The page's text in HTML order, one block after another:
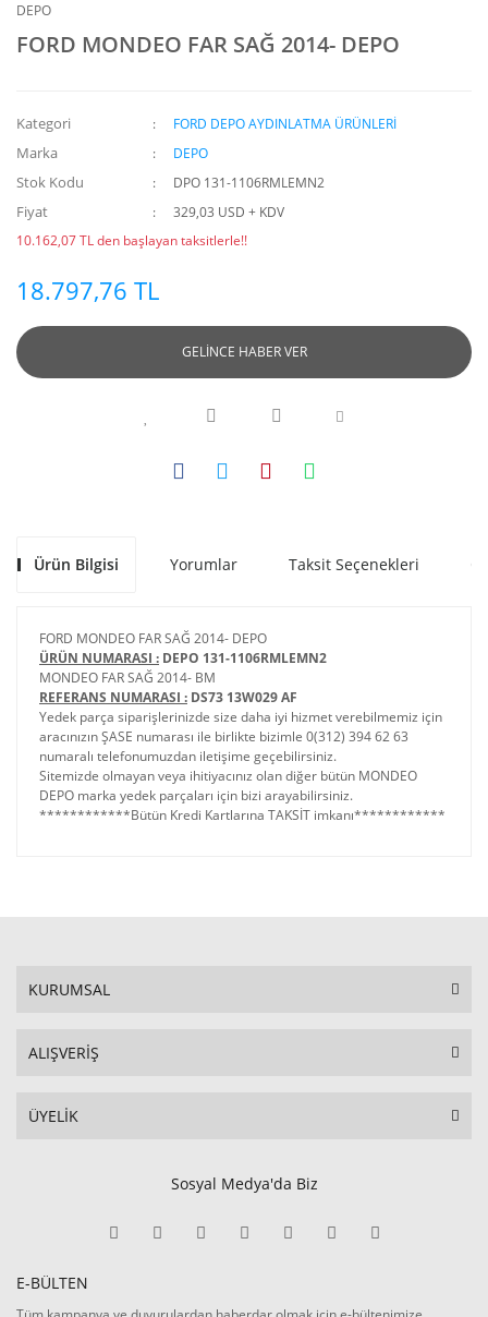
DEPO
FORD MONDEO FAR SAĞ 2014- DEPO
Kategori FORD DEPO AYDINLATMA ÜRÜNLERİ
Marka DEPO
Stok Kodu DPO 131-1106RMLEMN2
Fiyat
329,03 USD + KDV
10.162,07 TL den başlayan taksitlerle!!
18.797,76 TL
GELİNCE HABER VER
Ürün Bilgisi Yorumlar Taksit Seçenekleri
FORD MONDEO FAR SAĞ 2014- DEPO
ÜRÜN NUMARASI : DEPO 131-1106RMLEMN2
MONDEO FAR SAĞ 2014- BM
REFERANS NUMARASI : DS73 13W029 AF
Yedek parça siparişlerinizde size daha iyi hizmet verebilmemiz için
aracınızın ŞASE numarası ile birlikte bizimle 0(312) 394 62 63
numaralı telefonumuzdan iletişime geçebilirsiniz.
Sitemizde olmayan veya ihitiyacınız olan diğer bütün MONDEO
DEPO marka yedek parçaları için bizi arayabilirsiniz.
************Bütün Kredi Kartlarına TAKSİT imkanı************
KURUMSAL
ALIŞVERİŞ
ÜYELİK
Sosyal Medya'da Biz
E-BÜLTEN